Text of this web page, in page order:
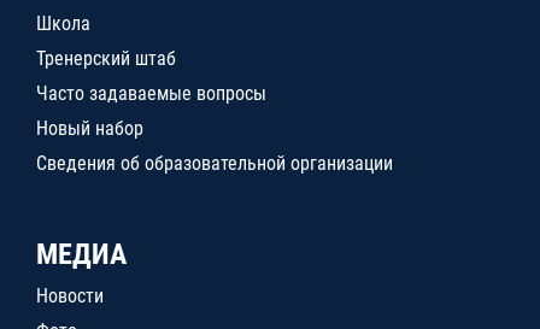
Школа
Тренерский штаб
Часто задаваемые вопросы
Новый набор
Сведения об образовательной организации
МЕДИА
Новости